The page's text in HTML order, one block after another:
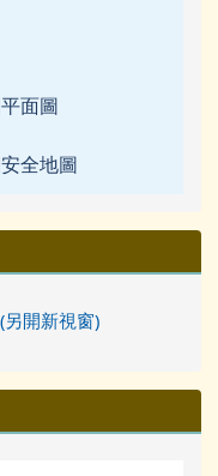
面圖
全地圖